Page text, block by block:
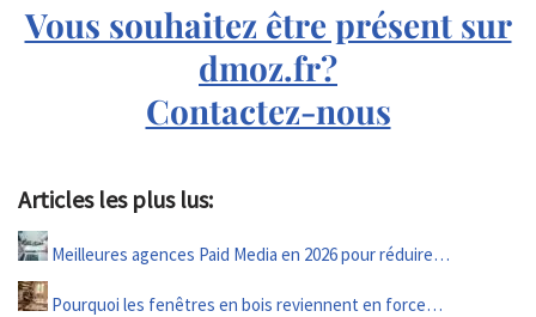
Vous souhaitez être présent sur
dmoz.fr?
Contactez-nous
Articles les plus lus:
Meilleures agences Paid Media en 2026 pour réduire…
Pourquoi les fenêtres en bois reviennent en force…